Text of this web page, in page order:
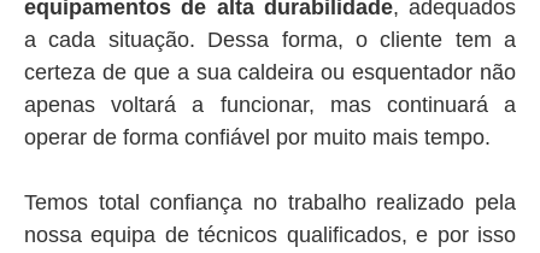
equipamentos de alta durabilidade, adequados
a cada situação. Dessa forma, o cliente tem a
certeza de que a sua caldeira ou esquentador não
apenas voltará a funcionar, mas continuará a
operar de forma confiável por muito mais tempo.
Temos total confiança no trabalho realizado pela
nossa equipa de técnicos qualificados, e por isso